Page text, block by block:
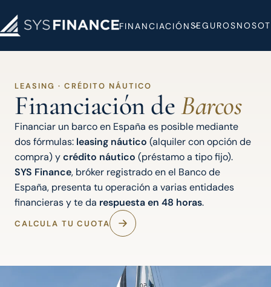
FINANCIACIÓNSEGUROS
LEASING · CRÉDITO NÁUTICO
Financiación deBarcos
Financiar un barco en España es posible mediante
dos fórmulas: leasing náutico (alquiler con opción de
compra) ycrédito náutico (préstamo a tipo fijo).
SYS Finance, bróker registrado en el Banco de
España, presenta tu operación a varias entidades
financieras y te da respuesta en 48 horas.
CALCULA TU CUOTA